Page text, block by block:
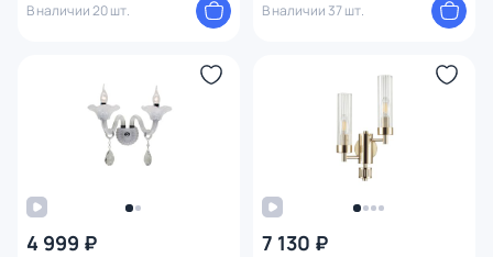
В наличии 20 шт.
В наличии 37 шт.
4 999 ₽ 7 130 ₽